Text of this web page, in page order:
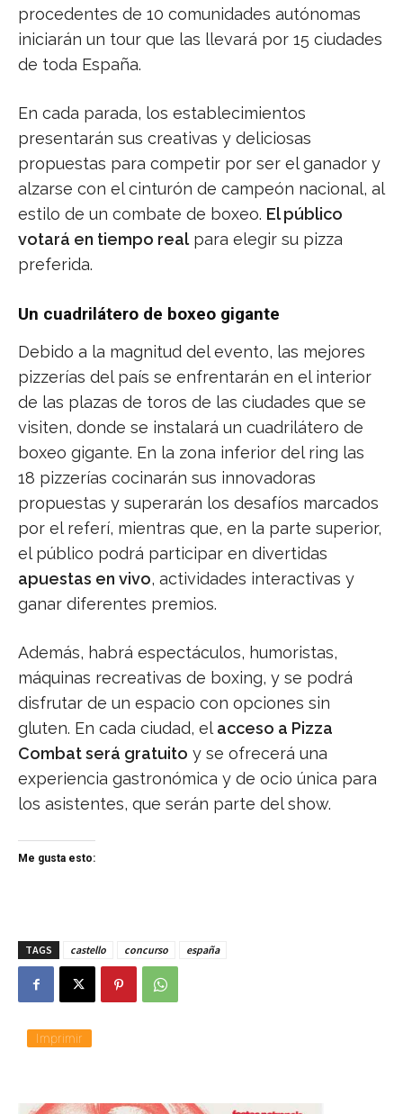
procedentes de 10 comunidades autónomas
iniciarán un tour que las llevará por 15 ciudades
de toda España.
En cada parada, los establecimientos
presentarán sus creativas y deliciosas
propuestas para competir por ser el ganador y
alzarse con el cinturón de campeón nacional, al
estilo de un combate de boxeo. El público
votará en tiempo realpara elegir su pizza
preferida.
Un cuadrilátero de boxeo gigante
Debido a la magnitud del evento, las mejores
pizzerías del país se enfrentarán en el interior
de las plazas de toros de las ciudades que se
visiten, donde se instalará un cuadrilátero de
boxeo gigante. En la zona inferior del ring las
18 pizzerías cocinarán sus innovadoras
propuestas y superarán los desafíos marcados
por el referí, mientras que, en la parte superior,
el público podrá participar en divertidas
apuestas en vivo, actividades interactivas y
ganar diferentes premios.
Además, habrá espectáculos, humoristas,
máquinas recreativas de boxing, y se podrá
disfrutar de un espacio con opciones sin
gluten. En cada ciudad, elacceso a Pizza
Combat será gratuito y se ofrecerá una
experiencia gastronómica y de ocio única para
los asistentes, que serán parte del show.
Me gusta esto:
TAGS castello concurso españa
Imprimir